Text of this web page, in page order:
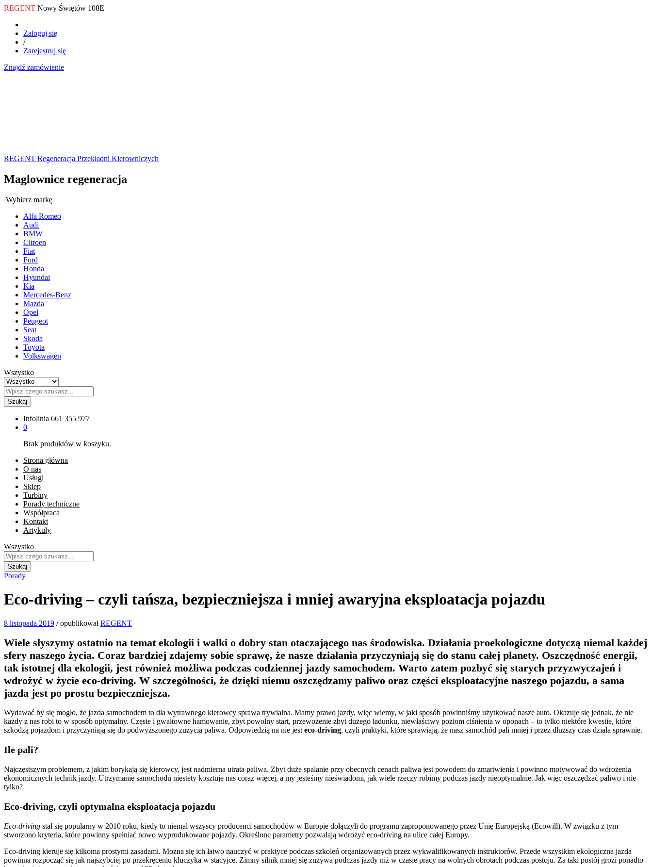
REGENT Nowy Świętów 108E |
Zaloguj się
/
Zarejestruj się
Znajdź zamówienie
REGENT Regeneracja Przekładni Kierowniczych
Maglownice regeneracja
Wybierz markę
Alfa Romeo
Audi
BMW
Citroen
Fiat
Ford
Honda
Hyundai
Kia
Mercedes-Benz
Mazda
Opel
Peugeot
Seat
Skoda
Toyota
Volkswagen
Wszystko
Szukaj
Infolinia 661 355 977
0
Brak produktów w koszyku.
Strona główna
O nas
Usługi
Sklep
Turbiny
Porady techniczne
Współpraca
Kontakt
Artykuły
Wszystko
Szukaj
Porady
Eco-driving – czyli tańsza, bezpieczniejsza i mniej awaryjna eksploatacja pojazdu
8 listopada 2019 /opublikowałREGENT
Wiele słyszymy ostatnio na temat ekologii i walki o dobry stan otaczającego nas środowiska. Działania proekologiczne dotyczą niemal każdej
sfery naszego życia. Coraz bardziej zdajemy sobie sprawę, że nasze działania przyczyniają się do stanu całej planety. Oszczędność energii,
tak istotnej dla ekologii, jest również możliwa podczas codziennej jazdy samochodem. Warto zatem pozbyć się starych przyzwyczajeń i
wdrożyć w życie eco-driving. W szczególności, że dzięki niemu oszczędzamy paliwo oraz części eksploatacyjne naszego pojazdu, a sama
jazda jest po prostu bezpieczniejsza.
Wydawać by się mogło, że jazda samochodem to dla wytrawnego kierowcy sprawa trywialna. Mamy prawo jazdy, więc wiemy, w jaki sposób powinniśmy użytkować nasze auto. Okazuje się jednak, że nie
każdy z nas robi to w sposób optymalny. Częste i gwałtowne hamowanie, zbyt powolny start, przewożenie zbyt dużego ładunku, niewłaściwy poziom ciśnienia w oponach – to tylko niektóre kwestie, które
szkodzą pojazdom i przyczyniają się do podwyższonego zużycia paliwa. Odpowiedzią na nie jest eco-driving, czyli praktyki, które sprawiają, że nasz samochód pali mniej i przez dłuższy czas działa sprawnie.
Ile pali?
Najczęstszym problemem, z jakim borykają się kierowcy, jest nadmierna utrata paliwa. Zbyt duże spalanie przy obecnych cenach paliwa jest powodem do zmartwienia i powinno motywować do wdrożenia
ekonomicznych technik jazdy. Utrzymanie samochodu niestety kosztuje nas coraz więcej, a my jesteśmy nieświadomi, jak wiele rzeczy robimy podczas jazdy nieoptymalnie. Jak więc oszczędzać paliwo i nie
tylko?
Eco-driving, czyli optymalna eksploatacja pojazdu
Eco-driving stał się popularny w 2010 roku, kiedy to niemal wszyscy producenci samochodów w Europie dołączyli do programu zaproponowanego przez Unię Europejską (Ecowill). W związku z tym
stworzono kryteria, które powinny spełniać nowo wyprodukowane pojazdy. Określone parametry pozwalają wdrożyć eco-driving na ulice całej Europy.
Eco-driving kieruje się kilkoma prostymi zasadami. Można się ich łatwo nauczyć w praktyce podczas szkoleń organizowanych przez wykwalifikowanych instruktorów. Przede wszystkim ekologiczna jazda
powinna rozpocząć się jak najszybciej po przekręceniu kluczyka w stacyjce. Zimny silnik mniej się zużywa podczas jazdy niż w czasie pracy na wolnych obrotach podczas postoju. Za taki postój grozi ponadto